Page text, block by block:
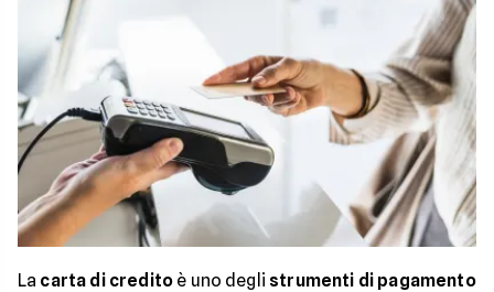
La carta di credito è uno degli strumenti di pagamento